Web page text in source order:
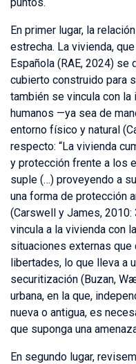
En primer lugar, la
estrecha. La vivienda,
Española (RAE, 2024) se
cubierto construido para
también se vincula con
humanos —ya sea de
entorno físico y natural
respecto: “La vivienda
y protección frente a los
suple (…) proveyendo a
una forma de protección
(Carswell y James,
vincula a la vivienda con
situaciones externas
libertades, lo que lleva a
securitización (Buzan,
urbana, en la que,
nueva o antigua, es
que suponga una
En segundo lugar,